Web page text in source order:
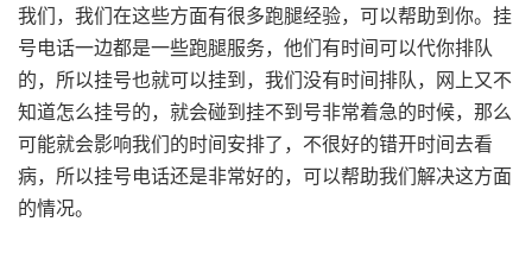
我们，我们在这些方面有很多跑腿经验，可以帮助到你。挂
号电话一边都是一些跑腿服务，他们有时间可以代你排队
的，所以挂号也就可以挂到，我们没有时间排队，网上又不
知道怎么挂号的，就会碰到挂不到号非常着急的时候，那么
可能就会影响我们的时间安排了，不很好的错开时间去看
病，所以挂号电话还是非常好的，可以帮助我们解决这方面
的情况。